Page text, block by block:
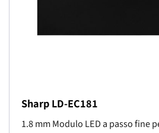
Sharp LD-EC181
1.8 mm Modulo LED a passo fine